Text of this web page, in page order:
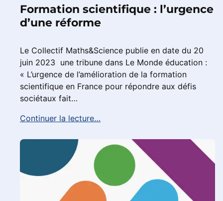
Formation scientifique : l’urgence
d’une réforme
Le Collectif Maths&Science publie en date du 20
juin 2023 une tribune dans Le Monde éducation :
« L’urgence de l’amélioration de la formation
scientifique en France pour répondre aux défis
sociétaux fait…
Continuer la lecture…